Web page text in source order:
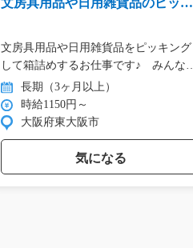
文房具用品や日用雑貨品のピッキ
文房具用品や日用雑貨品をピッキング
して箱詰めするお仕事です♪ みんな
で… 長期（3ヶ月以上）
時給1150円～
大阪府東大阪市
気になる